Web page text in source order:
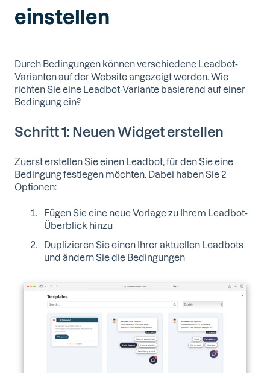
einstellen
Durch Bedingungen können verschiedene Leadbot-
Varianten auf der Website angezeigt werden. Wie
richten Sie eine Leadbot-Variante basierend auf einer
Bedingung ein?
Schritt 1: Neuen Widget erstellen
Zuerst erstellen Sie einen Leadbot, für den Sie eine
Bedingung festlegen möchten. Dabei haben Sie 2
Optionen:
Fügen Sie eine neue Vorlage zu Ihrem Leadbot-
Überblick hinzu
Duplizieren Sie einen Ihrer aktuellen Leadbots
und ändern Sie die Bedingungen